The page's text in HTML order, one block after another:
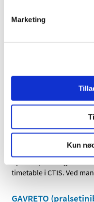
Marketing
Kun
Medicintilskudsnævnet
tilskudsstatus for
|22. juni 2023|
Der findes efterhånden
har et kosmetisk, men
Vær opmærksom
forsøg og timetable
timetable i CTIS. Ved
GAVRETO